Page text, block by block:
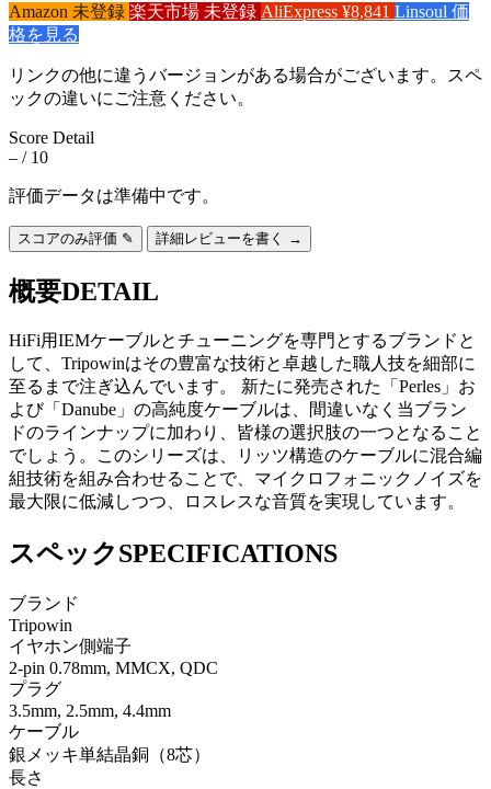
Amazon 未登録 楽天市場 未登録 AliExpress ¥8,841 Linsoul 価
格を見る
リンクの他に違うバージョンがある場合がございます。スペ
ックの違いにご注意ください。
Score Detail
– / 10
評価データは準備中です。
スコアのみ評価 ✎ 詳細レビューを書く →
概要DETAIL
HiFi用IEMケーブルとチューニングを専門とするブランドと
して、Tripowinはその豊富な技術と卓越した職人技を細部に
至るまで注ぎ込んでいます。 新たに発売された「Perles」お
よび「Danube」の高純度ケーブルは、間違いなく当ブラン
ドのラインナップに加わり、皆様の選択肢の一つとなること
でしょう。このシリーズは、リッツ構造のケーブルに混合編
組技術を組み合わせることで、マイクロフォニックノイズを
最大限に低減しつつ、ロスレスな音質を実現しています。
スペックSPECIFICATIONS
ブランド
Tripowin
イヤホン側端子
2-pin 0.78mm, MMCX, QDC
プラグ
3.5mm, 2.5mm, 4.4mm
ケーブル
銀メッキ単結晶銅（8芯）
長さ